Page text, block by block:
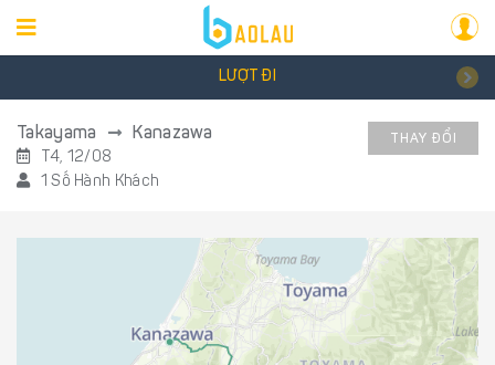
LƯỢT ĐI
Takayama Kanazawa
T4, 12/08
1 Số Hành Khách
THAY ĐỔI